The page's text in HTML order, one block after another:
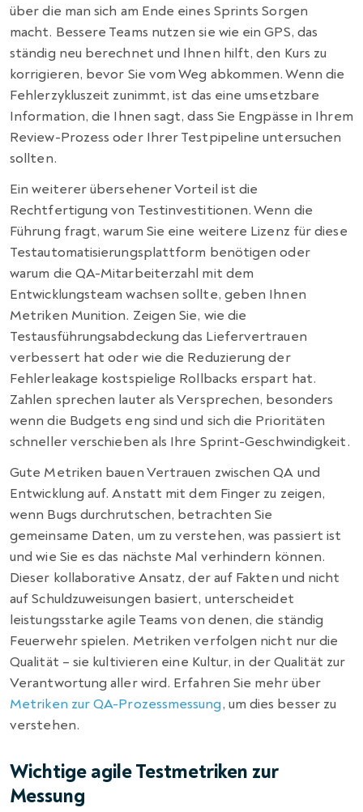
über die man sich am Ende eines Sprints Sorgen
macht. Bessere Teams nutzen sie wie ein GPS, das
ständig neu berechnet und Ihnen hilft, den Kurs zu
korrigieren, bevor Sie vom Weg abkommen. Wenn die
Fehlerzykluszeit zunimmt, ist das eine umsetzbare
Information, die Ihnen sagt, dass Sie Engpässe in Ihrem
Review-Prozess oder Ihrer Testpipeline untersuchen
sollten.
Ein weiterer übersehener Vorteil ist die
Rechtfertigung von Testinvestitionen. Wenn die
Führung fragt, warum Sie eine weitere Lizenz für diese
Testautomatisierungsplattform benötigen oder
warum die QA-Mitarbeiterzahl mit dem
Entwicklungsteam wachsen sollte, geben Ihnen
Metriken Munition. Zeigen Sie, wie die
Testausführungsabdeckung das Liefervertrauen
verbessert hat oder wie die Reduzierung der
Fehlerleakage kostspielige Rollbacks erspart hat.
Zahlen sprechen lauter als Versprechen, besonders
wenn die Budgets eng sind und sich die Prioritäten
schneller verschieben als Ihre Sprint-Geschwindigkeit.
Gute Metriken bauen Vertrauen zwischen QA und
Entwicklung auf. Anstatt mit dem Finger zu zeigen,
wenn Bugs durchrutschen, betrachten Sie
gemeinsame Daten, um zu verstehen, was passiert ist
und wie Sie es das nächste Mal verhindern können.
Dieser kollaborative Ansatz, der auf Fakten und nicht
auf Schuldzuweisungen basiert, unterscheidet
leistungsstarke agile Teams von denen, die ständig
Feuerwehr spielen. Metriken verfolgen nicht nur die
Qualität – sie kultivieren eine Kultur, in der Qualität zur
Verantwortung aller wird. Erfahren Sie mehr über
Metriken zur QA-Prozessmessung, um dies besser zu
verstehen.
Wichtige agile Testmetriken zur
Messung